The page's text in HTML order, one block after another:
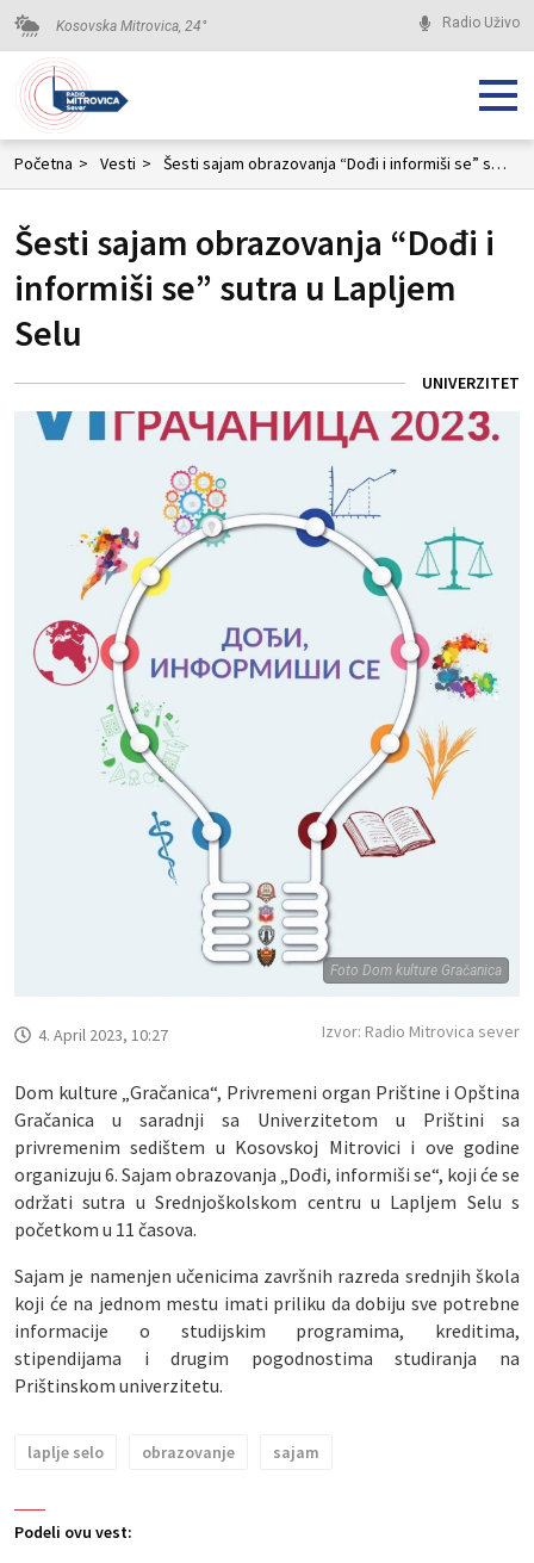
Kosovska Mitrovica, 24° Radio Uživo
Početna > Vesti > Šesti sajam obrazovanja “Dođi i informiši se” sutra u Lapljem Selu
Šesti sajam obrazovanja “Dođi i
informiši se” sutra u Lapljem
Selu
UNIVERZITET
Foto Dom kulture Gračanica
Podeli ovu vest:
4. April 2023, 10:27 Izvor: Radio Mitrovica sever
Dom kulture „Gračanica“, Privremeni organ Prištine i Opština
Gračanica u saradnji sa Univerzitetom u Prištini sa
privremenim sedištem u Kosovskoj Mitrovici i ove godine
organizuju 6. Sajam obrazovanja „Dođi, informiši se“, koji će se
održati sutra u Srednjoškolskom centru u Lapljem Selu s
početkom u 11 časova.
Sajam je namenjen učenicima završnih razreda srednjih škola
koji će na jednom mestu imati priliku da dobiju sve potrebne
informacije o studijskim programima, kreditima,
stipendijama i drugim pogodnostima studiranja na
Prištinskom univerzitetu.
laplje selo obrazovanje sajam